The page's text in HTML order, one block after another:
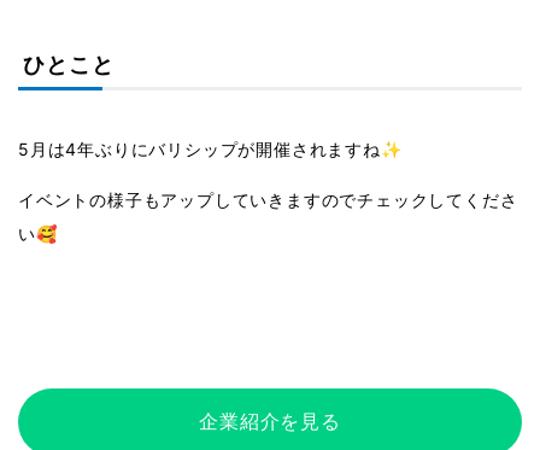
ひとこと
5月は4年ぶりにバリシップが開催されますね✨
イベントの様子もアップしていきますのでチェックしてくださ
い🥰
企業紹介を見る